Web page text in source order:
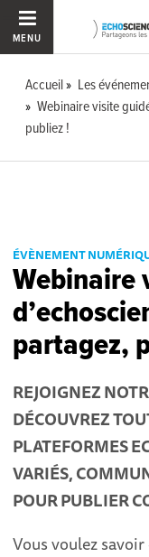
MENU
Accueil
Les
Webinaire visite
publiez !
ÉVÈNEMENT
Webinaire
partagez,
REJOIGNEZ
DÉCOUVREZ
PLATEFORMES
VARIÉS,
POUR PUBLIER
Vous voulez